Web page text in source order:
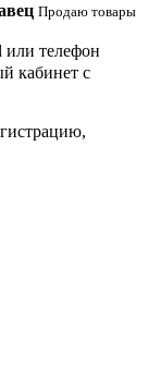
Продаю товары
или телефон
кабинет с